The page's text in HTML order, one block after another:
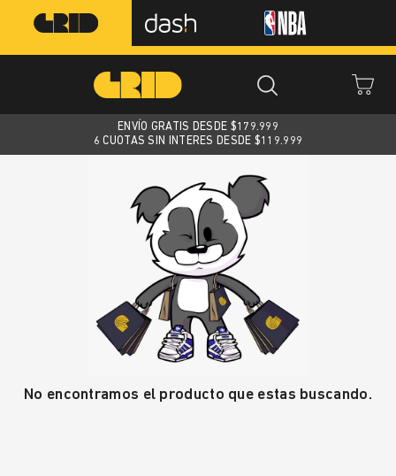
ENVÍO GRATIS DESDE $179.999
6 CUOTAS SIN INTERES DESDE $119.999
No encontramos el producto que estas buscando.